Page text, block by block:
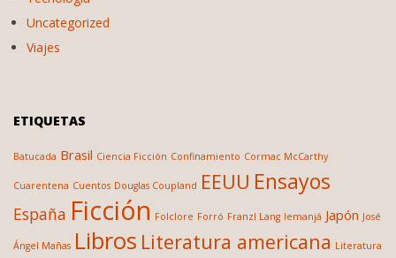
Uncategorized
Viajes
ETIQUETAS
Batucada Brasil Ciencia Ficción Confinamiento Cormac McCarthy
Cuarentena Cuentos Douglas Coupland EEUU Ensayos
España Ficción Folclore Forró Franzl Lang Iemanjá Japón José
Ángel Mañas Libros Literatura americana Literatura